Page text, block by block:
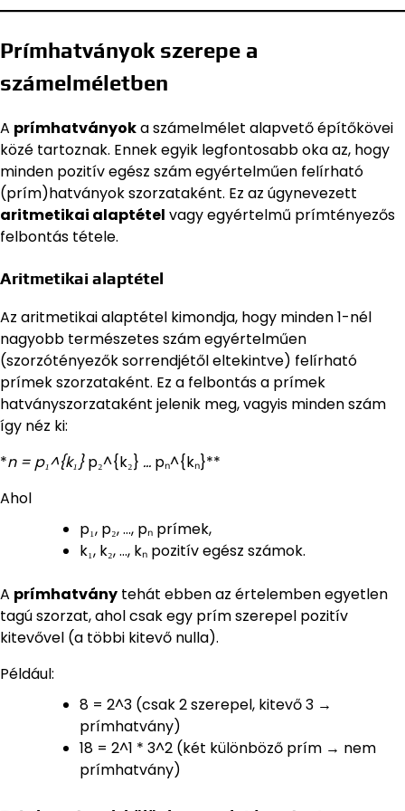
Prímhatványok szerepe a
számelméletben
A prímhatványoka számelmélet alapvető építőkövei
közé tartoznak. Ennek egyik legfontosabb oka az, hogy
minden pozitív egész szám egyértelműen felírható
(prím)hatványok szorzataként. Ez az úgynevezett
aritmetikai alaptétel vagy egyértelmű prímtényezős
felbontás tétele.
Aritmetikai alaptétel
Az aritmetikai alaptétel kimondja, hogy minden 1-nél
nagyobb természetes szám egyértelműen
(szorzótényezők sorrendjétől eltekintve) felírható
prímek szorzataként. Ez a felbontás a prímek
hatványszorzataként jelenik meg, vagyis minden szám
így néz ki:
*n = p₁^{k₁}p₂^{k₂} … pₙ^{kₙ}**
Ahol
p₁, p₂, …, pₙ prímek,
k₁, k₂, …, kₙ pozitív egész számok.
A prímhatvány tehát ebben az értelemben egyetlen
tagú szorzat, ahol csak egy prím szerepel pozitív
kitevővel (a többi kitevő nulla).
Például:
8 = 2^3 (csak 2 szerepel, kitevő 3 →
prímhatvány)
18 = 2^1 * 3^2 (két különböző prím → nem
prímhatvány)